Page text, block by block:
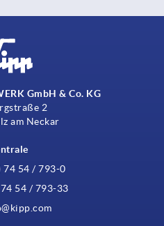
GmbH & Co. KG
2
am Neckar
74 54 / 793-0
54 / 793-33